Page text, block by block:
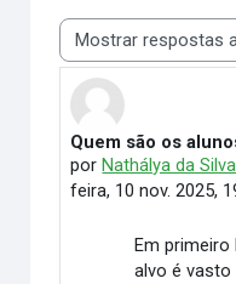
Modo de visualização
Quem são os
por Nathálya da
feira, 10 nov. 2025,
Número de
Em
alvo é vasto